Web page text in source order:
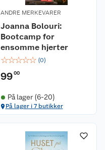
ANDRE MERKEVARER
Joanna Bolouri:
Bootcamp for
ensomme hjerter
☆☆☆☆☆ (0)
9900
På lager (6-20)
På lager i 7 butikker